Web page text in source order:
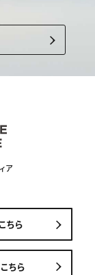
ア
ちら
ちら